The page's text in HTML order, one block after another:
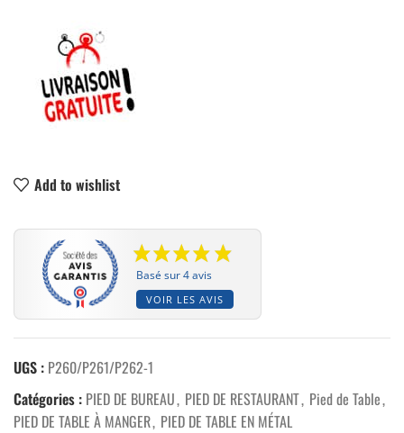
Add to wishlist
Basé sur 4 avis
VOIR LES AVIS
UGS : P260/P261/P262-1
Catégories : PIED DE BUREAU, PIED DE RESTAURANT, Pied de Table,
PIED DE TABLE À MANGER, PIED DE TABLE EN MÉTAL